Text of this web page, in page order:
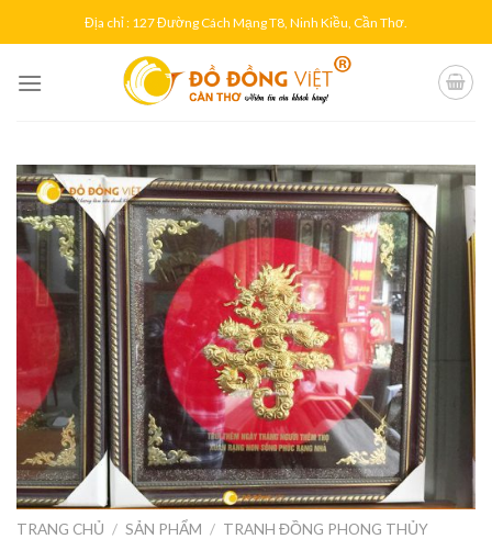
to
Địa chỉ : 127 Đường Cách Mạng T8, Ninh Kiều, Cần Thơ.
TRANG CHỦ / SẢN PHẨM / TRANH ĐỒNG PHONG THỦY